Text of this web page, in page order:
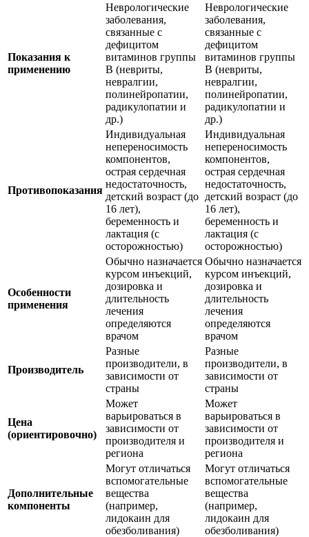
Показания к
применению
Неврологические
заболевания,
связанные с
дефицитом
витаминов группы
B (невриты,
невралгии,
полинейропатии,
радикулопатии и
др.)
Неврологические
заболевания,
связанные с
дефицитом
витаминов группы
B (невриты,
невралгии,
полинейропатии,
радикулопатии и
др.)
Противопоказания
Индивидуальная
непереносимость
компонентов,
острая сердечная
недостаточность,
детский возраст (до
16 лет),
беременность и
лактация (с
осторожностью)
Индивидуальная
непереносимость
компонентов,
острая сердечная
недостаточность,
детский возраст (до
16 лет),
беременность и
лактация (с
осторожностью)
Особенности
применения
Обычно назначается
курсом инъекций,
дозировка и
длительность
лечения
определяются
врачом
Обычно назначается
курсом инъекций,
дозировка и
длительность
лечения
определяются
врачом
Производитель
Разные
производители, в
зависимости от
страны
Разные
производители, в
зависимости от
страны
Цена
(ориентировочно)
Может
варьироваться в
зависимости от
производителя и
региона
Может
варьироваться в
зависимости от
производителя и
региона
Дополнительные
компоненты
Могут отличаться
вспомогательные
вещества
(например,
лидокаин для
обезболивания)
Могут отличаться
вспомогательные
вещества
(например,
лидокаин для
обезболивания)